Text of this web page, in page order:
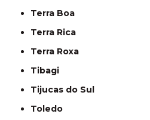
Terra Boa
Terra Rica
Terra Roxa
Tibagi
Tijucas do Sul
Toledo